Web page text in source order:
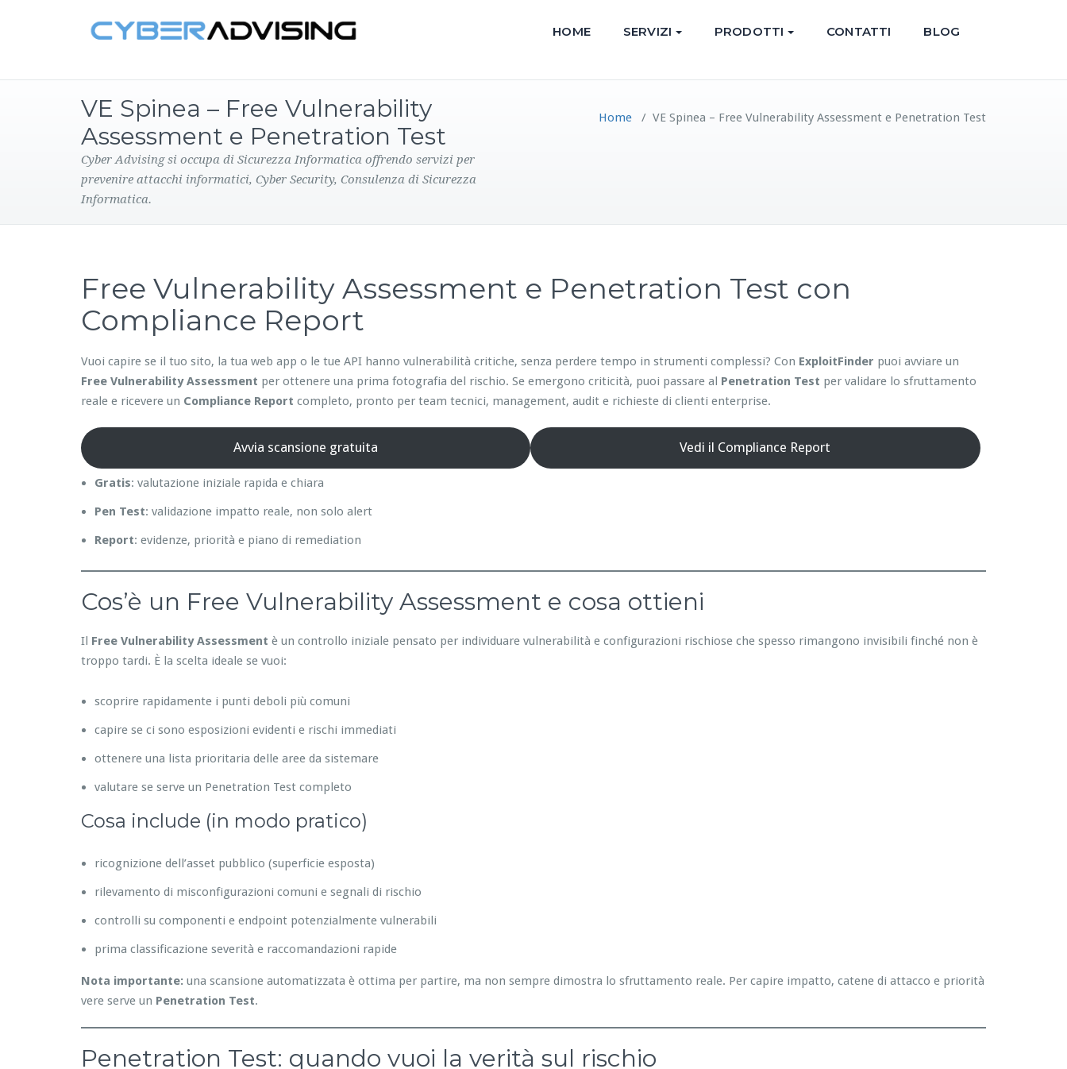
HOME SERVIZI PRODOTTI CONTATTI BLOG
VE Spinea – Free Vulnerability
Assessment e Penetration Test
Cyber Advising si occupa di Sicurezza Informatica offrendo servizi per
prevenire attacchi informatici, Cyber Security, Consulenza di Sicurezza
Informatica.
Home / VE Spinea – Free Vulnerability Assessment e Penetration Test
Free Vulnerability Assessment e Penetration Test con
Compliance Report
Vuoi capire se il tuo sito, la tua web app o le tue API hanno vulnerabilità critiche, senza perdere tempo in strumenti complessi? Con ExploitFinder puoi avviare un
Free Vulnerability Assessment per ottenere una prima fotografia del rischio. Se emergono criticità, puoi passare al Penetration Test per validare lo sfruttamento
reale e ricevere un Compliance Report completo, pronto per team tecnici, management, audit e richieste di clienti enterprise.
Avvia scansione gratuita Vedi il Compliance Report
Gratis: valutazione iniziale rapida e chiara
Pen Test: validazione impatto reale, non solo alert
Report: evidenze, priorità e piano di remediation
Cos’è un Free Vulnerability Assessment e cosa ottieni
Il Free Vulnerability Assessment è un controllo iniziale pensato per individuare vulnerabilità e configurazioni rischiose che spesso rimangono invisibili finché non è
troppo tardi. È la scelta ideale se vuoi:
scoprire rapidamente i punti deboli più comuni
capire se ci sono esposizioni evidenti e rischi immediati
ottenere una lista prioritaria delle aree da sistemare
valutare se serve un Penetration Test completo
Cosa include (in modo pratico)
ricognizione dell’asset pubblico (superficie esposta)
rilevamento di misconfigurazioni comuni e segnali di rischio
controlli su componenti e endpoint potenzialmente vulnerabili
prima classificazione severità e raccomandazioni rapide
Nota importante: una scansione automatizzata è ottima per partire, ma non sempre dimostra lo sfruttamento reale. Per capire impatto, catene di attacco e priorità
vere serve un Penetration Test.
Penetration Test: quando vuoi la verità sul rischio